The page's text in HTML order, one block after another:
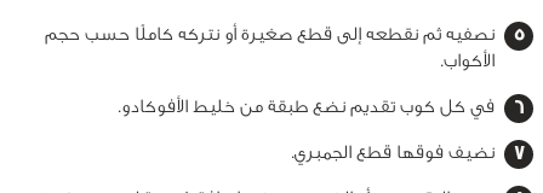
نصفيه ثم نقطعه إلى قطع صغيرة أو نتركه كاملًا حسب حجم
الأكواب.
في كل كوب تقديم نضع طبقة من خليط الأفوكادو.
نضيف فوقها قطع الجمبري.